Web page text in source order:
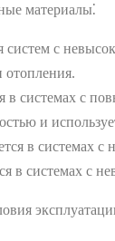
материалы⁚
с
отопления.
в системах
и
в системах
в системах с